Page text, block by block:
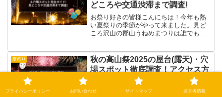
どころや交通渋滞まで調査!
お祭り好きの皆様こんにちは！今年も熱
い夏祭りの季節がやって来ました。見ど
ころ沢山の郡山うねめまつりは誰でも満
年も8月上旬に開催されます。この祭り
は、奈良時代に実在し...
夏祭り
秋の高山祭2025の屋台(露天)・穴
場スポット徹底調査！アクセス方
法や駐車場情報もまとめ！
お祭り好きの皆様こんにちは！今年はも
プライバシーポリシー お問い合わせ サイトマップ 運営者情報